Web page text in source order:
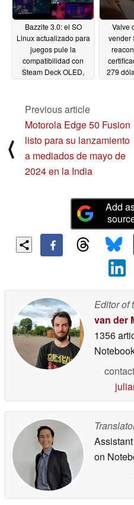
Bazzite 3.0: el SO
Linux actualizado para
juegos pule la
compatibilidad con
Steam Deck OLED,
dispositivos portátiles
Valve
vender
279
⟨
Previous article
Motorola Edge 50 Fusion
listo para su lanzamiento
a mediados de mayo de
2024 en la India
Add
Editor of
van der
1356
Assistant
on